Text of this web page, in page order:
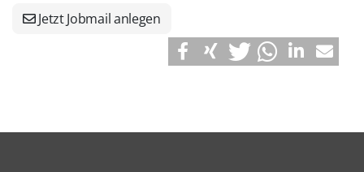
Jetzt Jobmail anlegen